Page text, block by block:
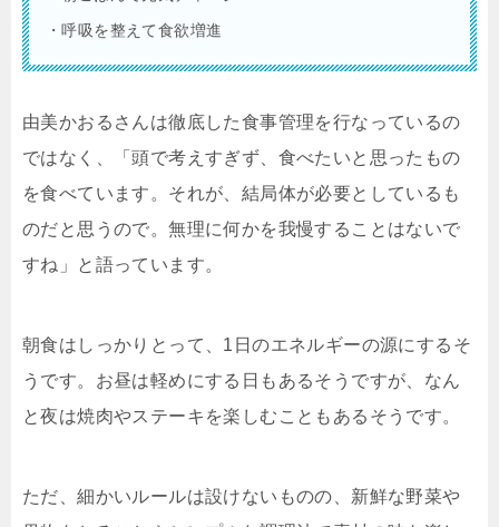
・呼吸を整えて食欲増進
由美かおるさんは徹底した食事管理を行なっているの
ではなく、「頭で考えすぎず、食べたいと思ったもの
を食べています。それが、結局体が必要としているも
のだと思うので。無理に何かを我慢することはないで
すね」と語っています。
朝食はしっかりとって、1日のエネルギーの源にするそ
うです。お昼は軽めにする日もあるそうですが、なん
と夜は焼肉やステーキを楽しむこともあるそうです。
ただ、細かいルールは設けないものの、新鮮な野菜や